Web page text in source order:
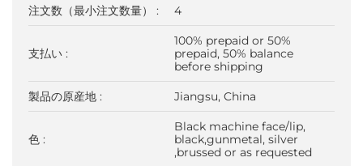
注文数（最小注文数量） : 4
支払い :
100% prepaid or 50%
prepaid, 50% balance
before shipping
製品の原産地 : Jiangsu, China
色 :
Black machine face/lip,
black,gunmetal, silver
,brussed or as requested